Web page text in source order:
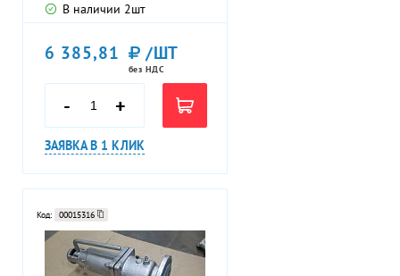
В наличии 2шт
6 385,81 /ШТ
без НДС
- +
ЗАЯВКА В 1 КЛИК
Код: 00015316